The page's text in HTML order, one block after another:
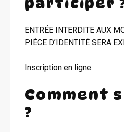
ENTRÉE INTERDITE AUX
PIÈCE D’IDENTITÉ SERA
Inscription en ligne.
Comment
?